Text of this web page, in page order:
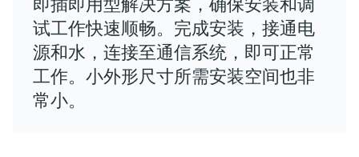
即插即用型解决方案，确保安装和调
试工作快速顺畅。完成安装，接通电
源和水，连接至通信系统，即可正常
工作。小外形尺寸所需安装空间也非
常小。